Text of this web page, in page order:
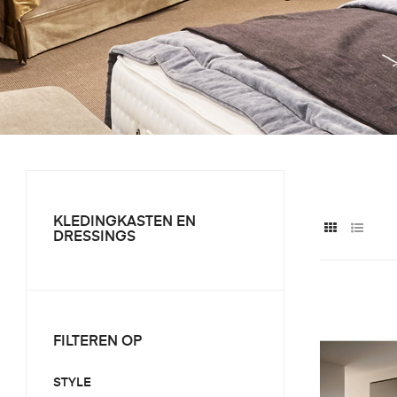
KLEDINGKASTEN EN
DRESSINGS
FILTEREN OP
STYLE